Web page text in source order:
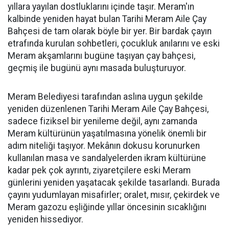
yıllara yayılan dostluklarını içinde taşır. Meram'ın
kalbinde yeniden hayat bulan Tarihi Meram Aile Çay
Bahçesi de tam olarak böyle bir yer. Bir bardak çayın
etrafında kurulan sohbetleri, çocukluk anılarını ve eski
Meram akşamlarını bugüne taşıyan çay bahçesi,
geçmiş ile bugünü aynı masada buluşturuyor.
Meram Belediyesi tarafından aslına uygun şekilde
yeniden düzenlenen Tarihi Meram Aile Çay Bahçesi,
sadece fiziksel bir yenileme değil, aynı zamanda
Meram kültürünün yaşatılmasına yönelik önemli bir
adım niteliği taşıyor. Mekânın dokusu korunurken
kullanılan masa ve sandalyelerden ikram kültürüne
kadar pek çok ayrıntı, ziyaretçilere eski Meram
günlerini yeniden yaşatacak şekilde tasarlandı. Burada
çayını yudumlayan misafirler; oralet, mısır, çekirdek ve
Meram gazozu eşliğinde yıllar öncesinin sıcaklığını
yeniden hissediyor.